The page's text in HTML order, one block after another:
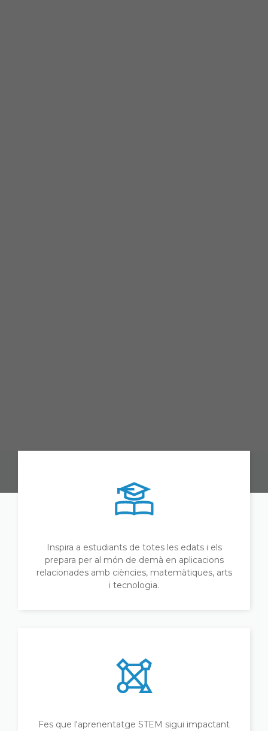
Inspira a estudiants de totes les edats i els
prepara per al món de demà en aplicacions
relacionades amb ciències, matemàtiques, arts
i tecnologia.
Fes que l'aprenentatge STEM sigui impactant